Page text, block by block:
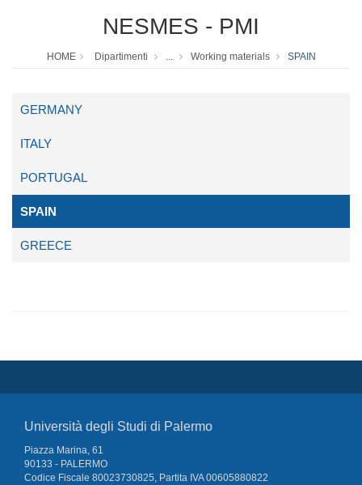
NESMES - PMI
HOME Dipartimenti ... Working materials SPAIN
GERMANY
ITALY
PORTUGAL
SPAIN
GREECE
Università degli Studi di Palermo
Piazza Marina, 61
90133 - PALERMO
Codice Fiscale 80023730825, Partita IVA 00605880822